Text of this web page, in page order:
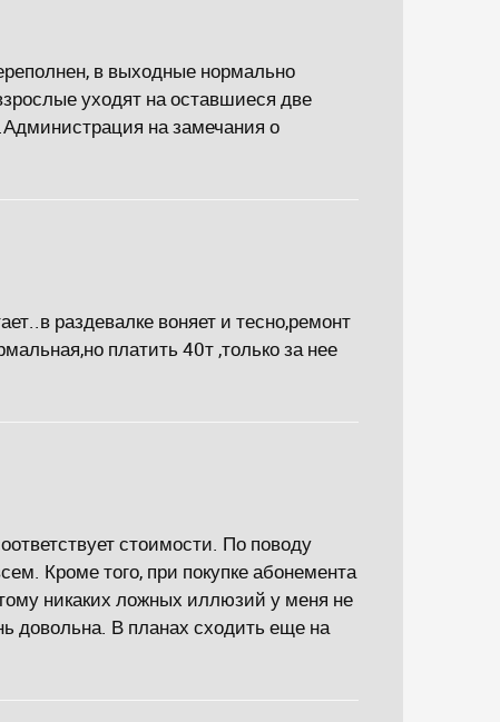
в выходные нормально
уходят на оставшиеся две
на замечания о
раздевалке воняет и тесно,ремонт
платить 40т ,только за нее
стоимости. По поводу
Кроме того, при покупке абонемента
никаких ложных иллюзий у меня не
довольна. В планах сходить еще на